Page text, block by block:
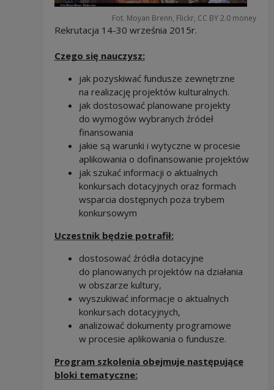
Fot. Moyan Brenn, Flickr, CC BY 2.0 money
Rekrutacja 14-30 września 2015r.
Czego się nauczysz:
jak pozyskiwać fundusze zewnętrzne
na realizację projektów kulturalnych.
jak dostosować planowane projekty
do wymogów wybranych źródeł
finansowania
jakie są warunki i wytyczne w procesie
aplikowania o dofinansowanie projektów
jak szukać informacji o aktualnych
konkursach dotacyjnych oraz formach
wsparcia dostępnych poza trybem
konkursowym
Uczestnik będzie potrafił:
dostosować źródła dotacyjne
do planowanych projektów na działania
w obszarze kultury,
wyszukiwać informacje o aktualnych
konkursach dotacyjnych,
analizować dokumenty programowe
w procesie aplikowania o fundusze.
Program szkolenia obejmuje następujące
bloki tematyczne: